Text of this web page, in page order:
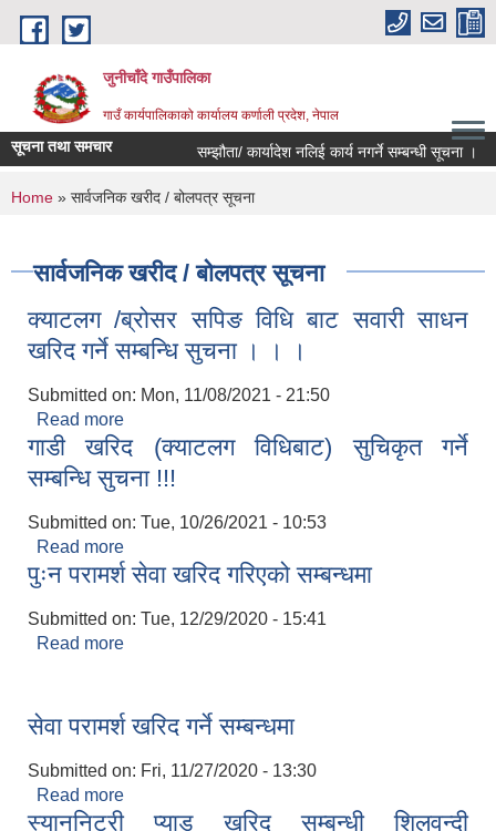
Skip to main content
जुनीचाँदे गाउँपालिका
गाउँ कार्यपालिकाको कार्यालय कर्णाली प्रदेश, नेपाल
सूचना तथा समचार सम्झौता/ कार्यादेश नलिई कार्य नगर्ने सम्बन्धी सूचना ।
You are here
Home » सार्वजनिक खरीद / बोलपत्र सूचना
सार्वजनिक खरीद / बोलपत्र सूचना
क्याटलग /ब्रोसर सपिङ विधि बाट सवारी साधन
खरिद गर्ने सम्बन्धि सुचना । । ।
Submitted on: Mon, 11/08/2021 - 21:50
Read more
खरिद गर्ने सम्बन्धि सुचना । । ।
गाडी खरिद (क्याटलग विधिबाट) सुचिकृत गर्ने
सम्बन्धि सुचना !!!
Submitted on: Tue, 10/26/2021 - 10:53
Read more
सुचना !!!
पुःन परामर्श सेवा खरिद गरिएको सम्बन्धमा
Submitted on: Tue, 12/29/2020 - 15:41
Read more
सेवा परामर्श खरिद गर्ने सम्बन्धमा
Submitted on: Fri, 11/27/2020 - 13:30
Read more
स्याननिटरी प्याड खरिद सम्बन्धी शिलवन्दी